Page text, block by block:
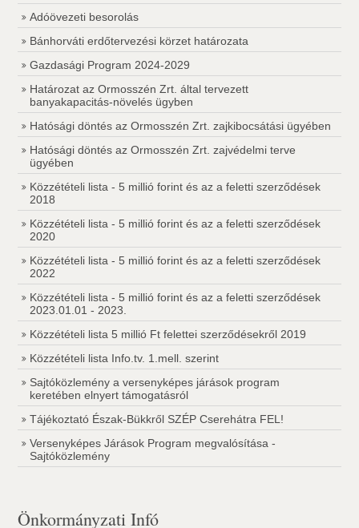
Adóövezeti besorolás
Bánhorváti erdőtervezési körzet határozata
Gazdasági Program 2024-2029
Határozat az Ormosszén Zrt. által tervezett
banyakapacitás-növelés ügyben
Hatósági döntés az Ormosszén Zrt. zajkibocsátási ügyében
Hatósági döntés az Ormosszén Zrt. zajvédelmi terve
ügyében
Közzétételi lista - 5 millió forint és az a feletti szerződések
2018
Közzétételi lista - 5 millió forint és az a feletti szerződések
2020
Közzétételi lista - 5 millió forint és az a feletti szerződések
2022
Közzétételi lista - 5 millió forint és az a feletti szerződések
2023.01.01 - 2023.
Közzétételi lista 5 millió Ft felettei szerződésekről 2019
Közzétételi lista Info.tv. 1.mell. szerint
Sajtóközlemény a versenyképes járások program
keretében elnyert támogatásról
Tájékoztató Észak-Bükkről SZÉP Cserehátra FEL!
Versenyképes Járások Program megvalósítása -
Sajtóközlemény
Önkormányzati Infó